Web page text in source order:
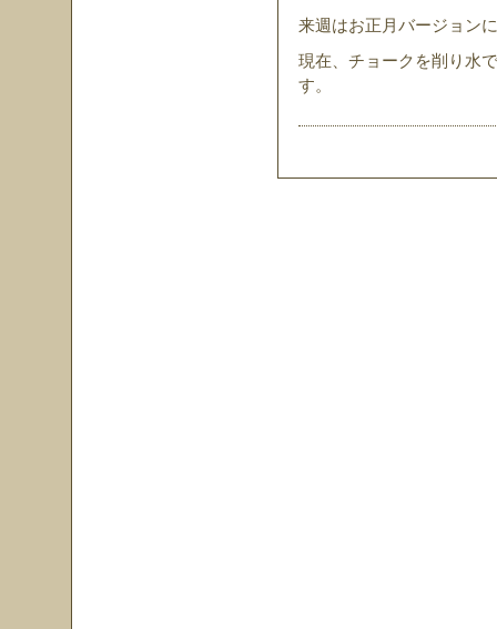
来週はお正月バージョン
現在、チョークを削り水
す。